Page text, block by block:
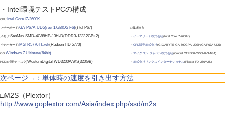
・Intel環境テストPCの構成
CPU: Intel Core i7-2600K
マザーボード:GA-P67A-UD5(rev. 1.0/BIOS F6)(Intel P67)
メモリ:SanMax SMD-4G88HP-13H-D(DDR3-1333 2GB×2)
ビデオカード: MSI R5770 Hawk(Radeon HD 5770)
OS:Windows 7 Ultimate(64bit)
HDD:(起動ディスク)WesternDigital WD3200AAKS(320GB)
□機材協力
・ イーアリーナ株式会社(Intel Core i7-2600K)
・ CFD販売株式会社(GIGABYTE GA-890GPA-UD3H/GA-P67A-UD5)
・ マイクロン ジャパン株式会社(Crucial CTFDDAC256MAG-1G1)
・ 株式会社リンクスインターナショナル(Plextor PX-256M2S)
次ページ→：単体時の速度を引き出す方法
□M2S（Plextor）
http://www.goplextor.com/Asia/index.php/ssd/m2s